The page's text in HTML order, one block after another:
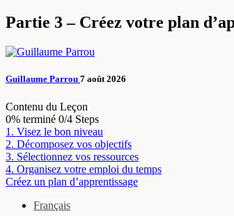
Partie 3 – Créez votre plan
Guillaume Parrou 7 août 2026
Contenu du Leçon
0% terminé 0/4 Steps
1. Visez le bon niveau
2. Décomposez vos objectifs
3. Sélectionnez vos ressources
4. Organisez votre emploi du temps
Créez un plan d’apprentissage
Français